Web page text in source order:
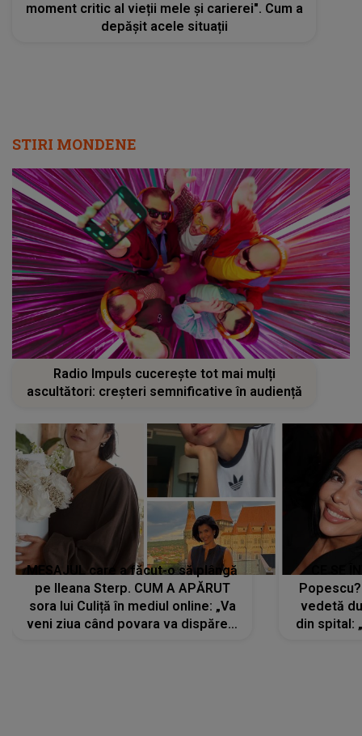
moment critic al vieții mele și carierei". Cum a
depășit acele situații
STIRI MONDENE
Radio Impuls cucerește tot mai mulți
ascultători: creșteri semnificative în audiență
MESAJUL care a făcut-o să plângă
pe Ileana Sterp. CUM A APĂRUT
sora lui Culiță în mediul online: „Va
veni ziua când povara va dispărea,
vedetă
din spital: